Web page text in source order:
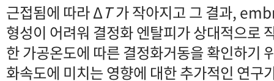
근접됨에 따라 ΔT가 작아지고 그 결과,
형성이 어려워 결정화 엔탈피가 상대적으로
한 가공온도에 따른 결정화거동을 확인하기
화속도에 미치는 영향에 대한 추가적인 연구